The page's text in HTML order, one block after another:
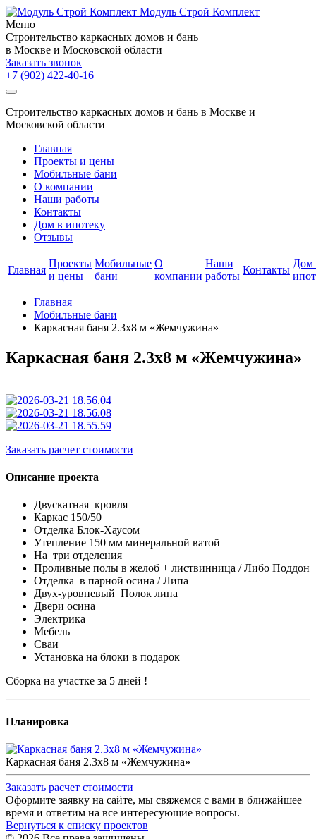
Модуль Строй Комплект
Меню
Cтроительство каркасных домов и бань
в Москве и Московской области
Заказать звонок
+7 (902) 422-40-16
Cтроительство каркасных домов и бань в Москве и
Московской области
Главная
Проекты и цены
Мобильные бани
О компании
Наши работы
Контакты
Дом в ипотеку
Отзывы
Главная
Проекты
и цены
Мобильные
бани
О
компании
Наши
работы
Контакты
Дом
Главная
Мобильные бани
Каркасная баня 2.3x8 м «Жемчужина»
Каркасная баня 2.3x8 м «Жемчужина»
Заказать расчет стоимости
Описание проекта
Двускатная кровля
Каркас 150/50
Отделка Блок-Хаусом
Утепление 150 мм минеральной ватой
На три отделения
Проливные полы в желоб + листвинница / Либо Поддон
Отделка в парной осина / Липа
Двух-уровневый Полок липа
Двери осина
Электрика
Мебель
Сваи
Установка на блоки в подарок
Сборка на участке за 5 дней !
Планировка
Каркасная баня 2.3x8 м «Жемчужина»
Заказать расчет стоимости
Оформите заявку на сайте, мы свяжемся с вами в ближайшее
время и ответим на все интересующие вопросы.
Вернуться к списку проектов